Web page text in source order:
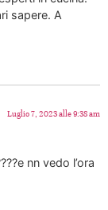
sapere. A
Luglio 7, 2023 alle 9:38 am
nn vedo l’ora